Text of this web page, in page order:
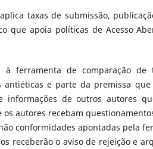
taxas de submissão,
que apoia políticas de Acesso
à ferramenta de comparação de
antiéticas e parte da premissa
de outros autores
autores recebam
conformidades apontadas pela
receberão o aviso de rejeição e